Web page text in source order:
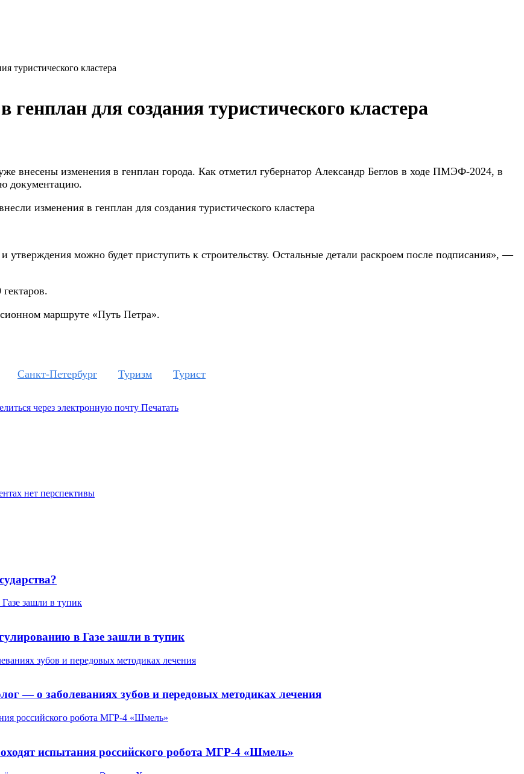
туристического кластера
генплан для создания туристического кластера
внесены изменения в генплан города. Как отметил губернатор Александр Беглов в ходе ПМЭФ-2024, в
документацию.
и утверждения можно будет приступить к строительству. Остальные детали раскроем после подписания», —
маршруте «Путь Петра».
Санкт-Петербург Туризм Турист
через электронную почту Печатать
нет перспективы
зашли в тупик
в Газе зашли в тупик
зубов и передовых методиках лечения
— о заболеваниях зубов и передовых методиках лечения
российского робота МГР-4 «Шмель»
испытания российского робота МГР-4 «Шмель»